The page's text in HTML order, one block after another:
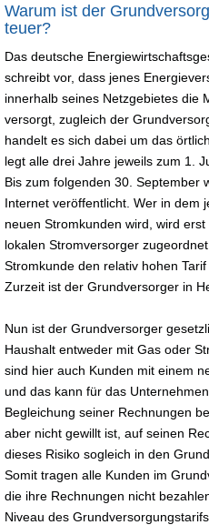
Warum ist der
teuer?
Das deutsche
schreibt vor, dass jenes
innerhalb seines Netzgebietes die
versorgt, zugleich der
handelt es sich dabei um das
legt alle drei Jahre jeweils zum 1.
Bis zum folgenden 30. September
Internet veröffentlicht. Wer in dem
neuen Stromkunden wird, wird
lokalen Stromversorger
Stromkunde den relativ hohen
Zurzeit ist der Grundversorger in
Nun ist der Grundversorger
Haushalt entweder mit Gas oder
sind hier auch Kunden mit einem
und das kann für das
Begleichung seiner Rechnungen
aber nicht gewillt ist, auf seinen
dieses Risiko sogleich in den
Somit tragen alle Kunden im
die ihre Rechnungen nicht
Niveau des Grundversorgungstarifs.